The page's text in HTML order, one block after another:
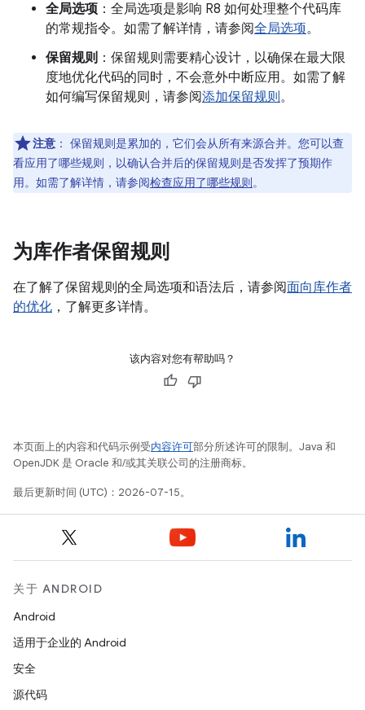
全局选项 ：全局选项是影响 R8 如何处理整个代码库
的常规指令。如需了解详情，请参阅全局选项。
保留规则 ：保留规则需要精心设计，以确保在最大限
度地优化代码的同时，不会意外中断应用。如需了解
如何编写保留规则，请参阅添加保留规则。
注意 ： 保留规则是累加的，它们会从所有来源合并。您可以查
看应用了哪些规则，以确认合并后的保留规则是否发挥了预期作
用。如需了解详情，请参阅检查应用了哪些规则。
为库作者保留规则
在了解了保留规则的全局选项和语法后，请参阅面向库作者
的优化 ，了解更多详情。
该内容对您有帮助吗？
本页面上的内容和代码示例受内容许可部分所述许可的限制。Java 和
OpenJDK 是 Oracle 和/或其关联公司的注册商标。
最后更新时间 (UTC)：2026-07-15。
关于 ANDROID
Android
适用于企业的 Android
安全
源代码